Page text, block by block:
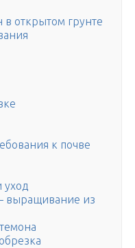
в открытом грунте
к почве
уход
выращивание из